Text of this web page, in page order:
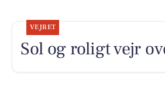
VEJRET
Sol og roligt vejr